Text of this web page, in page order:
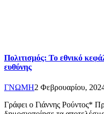
Πολιτισμός: Το εθνικό
ευθύνης
ΓΝΩΜΗ2 Φεβρουαρίου,
Γράφει ο Γιάννης Ρούντος*